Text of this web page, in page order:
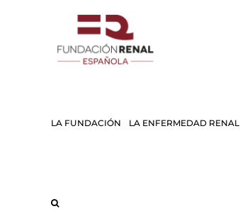
LA FUNDACIÓN LA ENFERMEDAD RENAL